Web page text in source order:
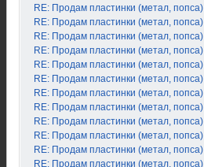
RE: Продам пластинки (метал, попса)
RE: Продам пластинки (метал, попса)
RE: Продам пластинки (метал, попса)
RE: Продам пластинки (метал, попса)
RE: Продам пластинки (метал, попса)
RE: Продам пластинки (метал, попса)
RE: Продам пластинки (метал, попса)
RE: Продам пластинки (метал, попса)
RE: Продам пластинки (метал, попса)
RE: Продам пластинки (метал, попса)
RE: Продам пластинки (метал, попса)
RE: Продам пластинки (метал, попса)